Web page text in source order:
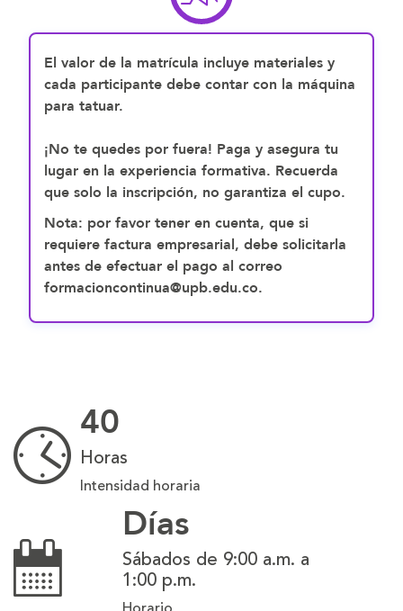
El valor de la matrícula incluye materiales y
cada participante debe contar con la máquina
para tatuar.
¡No te quedes por fuera! Paga y asegura tu
lugar en la experiencia formativa. Recuerda
que solo la inscripción, no garantiza el cupo.
Nota: por favor tener en cuenta, que si
requiere factura empresarial, debe solicitarla
antes de efectuar el pago al correo
formacioncontinua@upb.edu.co.
40
Horas
Intensidad horaria
Días
Sábados de 9:00 a.m. a
1:00 p.m.